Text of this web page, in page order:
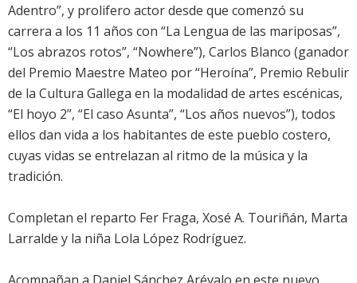
Adentro”, y prolifero actor desde que comenzó su
carrera a los 11 años con “La Lengua de las mariposas”,
“Los abrazos rotos”, “Nowhere”), Carlos Blanco (ganador
del Premio Maestre Mateo por “Heroína”, Premio Rebulir
de la Cultura Gallega en la modalidad de artes escénicas,
“El hoyo 2”, “El caso Asunta”, “Los años nuevos”), todos
ellos dan vida a los habitantes de este pueblo costero,
cuyas vidas se entrelazan al ritmo de la música y la
tradición.
Completan el reparto Fer Fraga, Xosé A. Touriñán, Marta
Larralde y la niña Lola López Rodríguez.